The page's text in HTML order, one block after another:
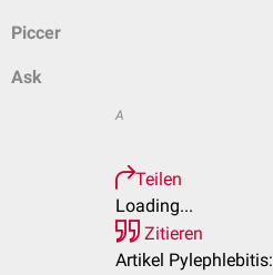
Piccer
Ask
A
Teilen
Loading...
Zitieren
Artikel Pylephlebitis: